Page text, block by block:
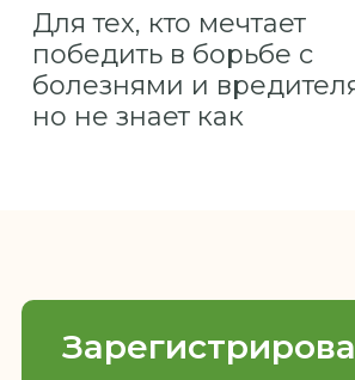
Для тех, кто мечтает
победить в борьбе с
болезнями и
но не знает как